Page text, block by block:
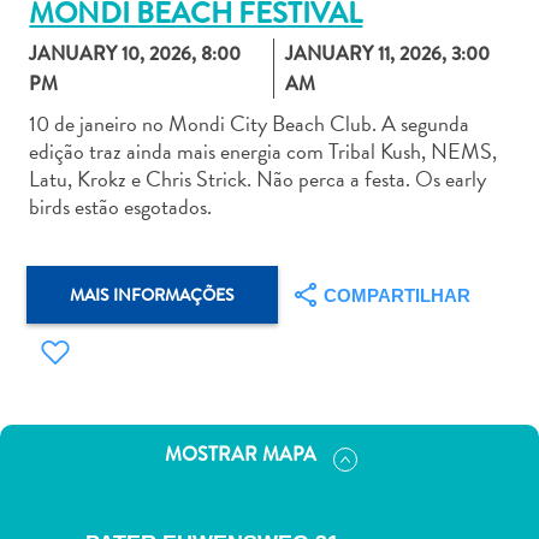
Aluguel
de
Carros
Compras
Atividades
MONDI BEACH FESTIVAL
JANUARY 10, 2026, 8:00
PM
JANUARY 11, 2026, 3:00
AM
10 de janeiro no Mondi City Beach Club. A segunda
edição traz ainda mais energia com Tribal Kush, NEMS,
Latu, Krokz e Chris Strick. Não perca a festa. Os early
birds estão esgotados.
MAIS INFORMAÇÕES COMPARTILHAR
MOSTRAR MAPA